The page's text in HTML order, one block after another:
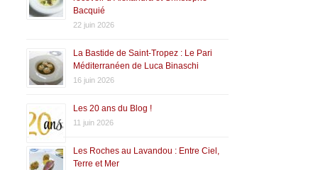
Bacquié
22 juin 2026
La Bastide de Saint-Tropez : Le Pari
Méditerranéen de Luca Binaschi
16 juin 2026
Les 20 ans du Blog !
11 juin 2026
Les Roches au Lavandou : Entre Ciel,
Terre et Mer